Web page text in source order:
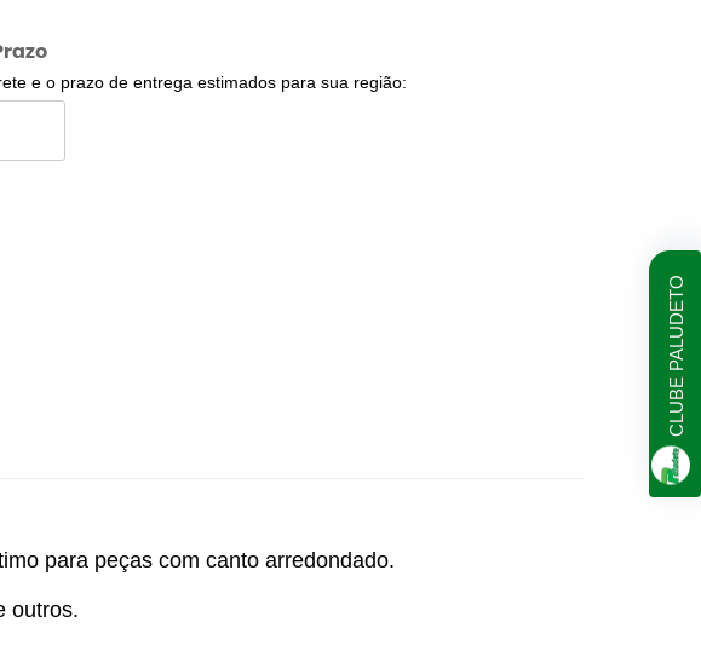
e o prazo de entrega estimados para sua região:
para peças com canto arredondado.
outros.
CLUBE PALUDETO